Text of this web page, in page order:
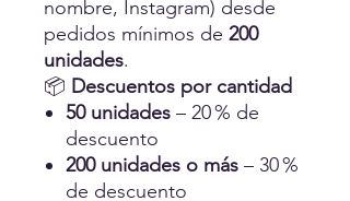
nombre, Instagram) desde
pedidos mínimos de 200
unidades.
📦 Descuentos por cantidad
50 unidades – 20 % de
descuento
200 unidades o más – 30 %
de descuento